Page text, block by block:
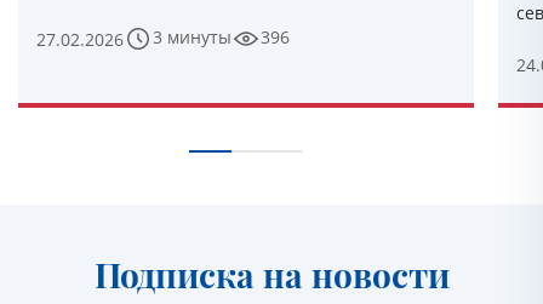
27.02.2026 3 минуты 396
Подписка на новости